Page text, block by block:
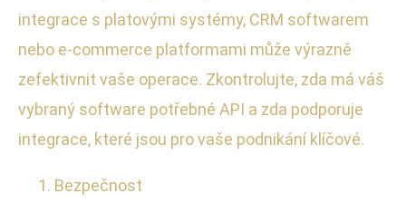
integrace s platovými systémy, CRM softwarem
nebo e-commerce platformami může výrazně
zefektivnit vaše operace. Zkontrolujte, zda má váš
vybraný software potřebné API a zda podporuje
integrace, které jsou pro vaše podnikání klíčové.
Bezpečnost